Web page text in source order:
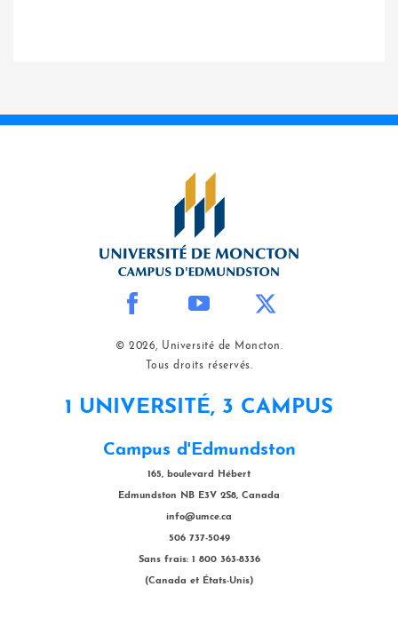
© 2026, Université de Moncton.
Tous droits réservés.
1 UNIVERSITÉ, 3 CAMPUS
Campus d'Edmundston
165, boulevard Hébert
Edmundston NB E3V 2S8, Canada
info@umce.ca
506 737-5049
Sans frais: 1 800 363-8336
(Canada et États-Unis)